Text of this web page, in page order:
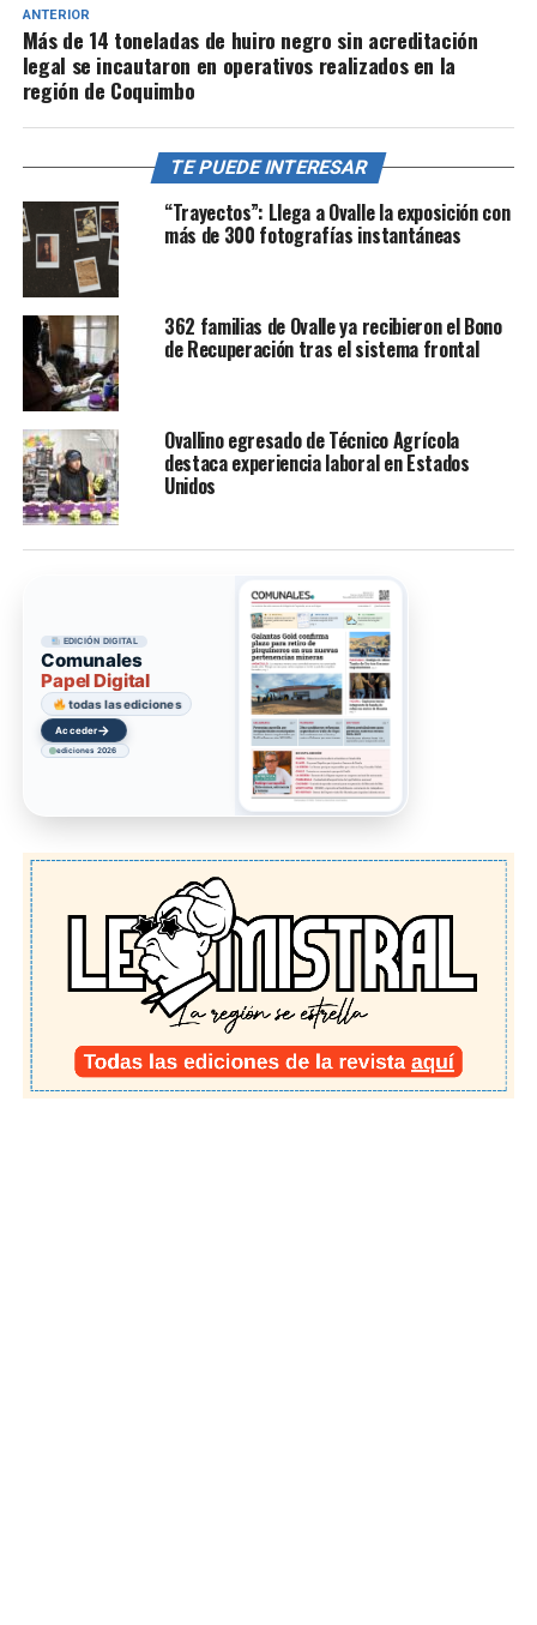
ANTERIOR
Más de 14 toneladas de huiro negro sin acreditación
legal se incautaron en operativos realizados en la
región de Coquimbo
TE PUEDE INTERESAR
“Trayectos”: Llega a Ovalle la exposición con
más de 300 fotografías instantáneas
362 familias de Ovalle ya recibieron el Bono
de Recuperación tras el sistema frontal
Ovallino egresado de Técnico Agrícola
destaca experiencia laboral en Estados
Unidos
EDICIÓN DIGITAL
Comunales
Papel Digital
todas las ediciones
Acceder→
ediciones 2026